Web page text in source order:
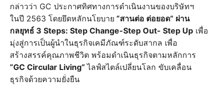
กล่าวว่า GC ประกาศทิศทางการดำเนินงานของบริษัทฯ
ในปี 2563 โดยยึดหลักนโยบาย “สานต่อ ต่อยอด” ผ่าน
กลยุทธ์ 3 Steps: Step Change-Step Out- Step Up เพื่อ
มุ่งสู่การเป็นผู้นำในธุรกิจเคมีภัณฑ์ระดับสากล เพื่อ
สร้างสรรค์คุณภาพชีวิต พร้อมดำเนินธุรกิจตามหลักการ
“GC Circular Living”ไลฟ์สไตล์เปลี่ยนโลก ขับเคลื่อน
ธุรกิจด้วยความยั่งยืน